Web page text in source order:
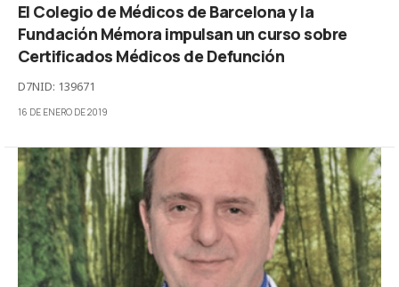
El Colegio de Médicos de Barcelona y la
Fundación Mémora impulsan un curso sobre
Certificados Médicos de Defunción
D7NID: 139671
16 DE ENERO DE 2019